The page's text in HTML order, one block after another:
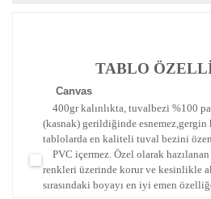
TABLO
Canvas
400gr kalınlıkta, tuvalbezi %100
(kasnak) gerildiğinde esnemez,gergin
tablolarda en kaliteli tuval bezini
PVC içermez. Özel olarak
renkleri üzerinde korur ve kesinlikle
sırasındaki boyayı en iyi emen